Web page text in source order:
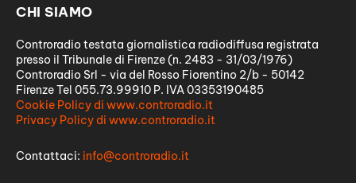
CHI SIAMO
Controradio testata giornalistica radiodiffusa registrata
presso il Tribunale di Firenze (n. 2483 - 31/03/1976)
Controradio Srl - via del Rosso Fiorentino 2/b - 50142
Firenze Tel 055.73.99910 P. IVA 03353190485
Cookie Policy di www.controradio.it
Privacy Policy di www.controradio.it
Contattaci: info@controradio.it